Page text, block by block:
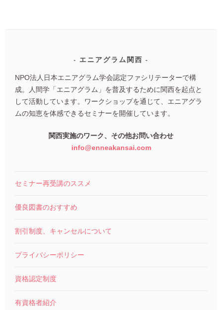
エニアグラム関西
NPO法人日本エニアグラム学会認定ファシリテーターで構
成。人間学「エニアグラム」を普及するために関西を起点と
して活動しています。ワークショップを通じて、エニアグラ
ムの知恵を体感できるセミナーを開催しています。
関西実施のワーク、その他お問い合わせ
info@enneakansai.com
セミナー再受講のススメ
優良図書のおすすめ
割引制度、キャンセルについて
プライバシーポリシー
資格認定制度
有資格者紹介